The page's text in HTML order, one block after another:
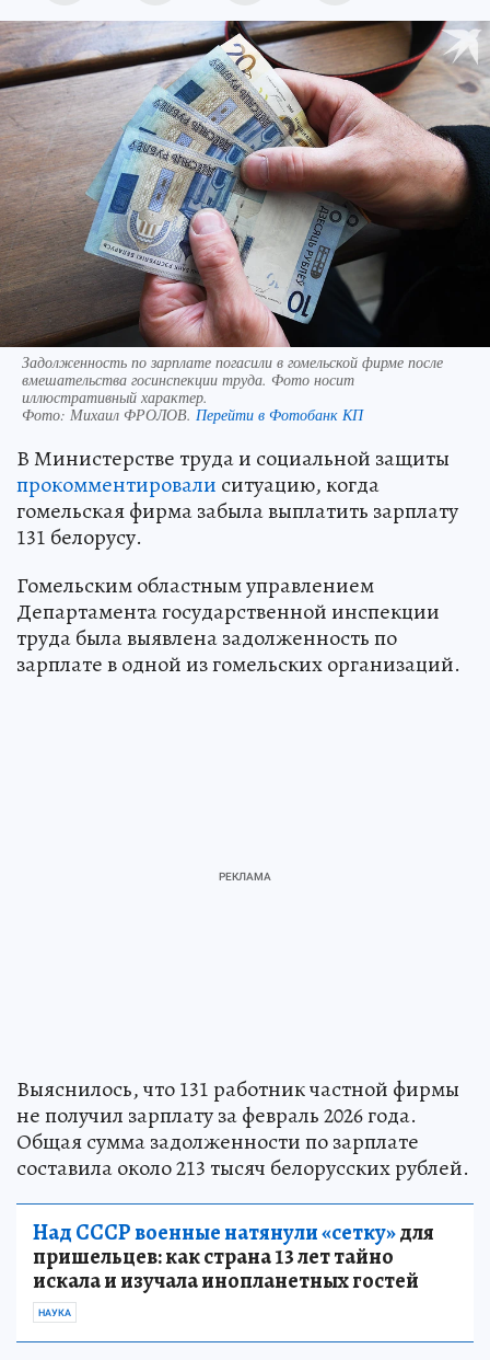
Задолженность по зарплате погасили в гомельской фирме после
вмешательства госинспекции труда. Фото носит
иллюстративный характер.
Фото: Михаил ФРОЛОВ. Перейти в Фотобанк КП
В Министерстве труда и социальной защиты
прокомментировали ситуацию, когда
гомельская фирма забыла выплатить зарплату
131 белорусу.
Гомельским областным управлением
Департамента государственной инспекции
труда была выявлена задолженность по
зарплате в одной из гомельских организаций.
Выяснилось, что 131 работник частной фирмы
не получил зарплату за февраль 2026 года.
Общая сумма задолженности по зарплате
составила около 213 тысяч белорусских рублей.
Над СССР военные натянули «сетку»для
пришельцев: как страна 13 лет тайно
искала и изучала инопланетных гостей
НАУКА